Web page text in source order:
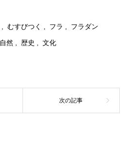
むすびつく フラ フラダン
自然 歴史 文化